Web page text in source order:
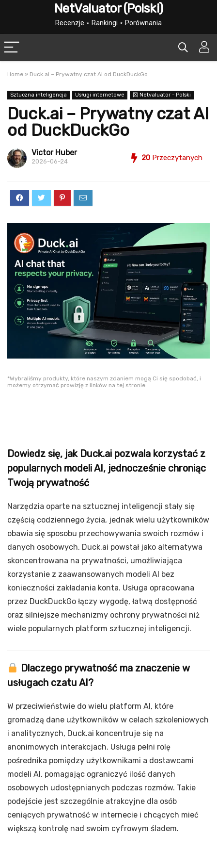
NetValuator (Polski)
Recenzje ⋆ Rankingi ⋆ Porównania
Home » Duck.ai – Prywatny czat AI od DuckDuckGo
Sztuczna inteligencja Usługi internetowe 龱 Netvaluator - Polski
Duck.ai – Prywatny czat AI
od DuckDuckGo
Victor Huber
2026-06-24 20 Przeczytanych
*Wybraliśmy produkty, które naszym zdaniem mogą Ci się spodobać, i
możemy otrzymać prowizję z linków na tej stronie.
Dowiedz się, jak Duck.ai pozwala korzystać z
popularnych modeli AI, jednocześnie chroniąc
Twoją prywatność
Narzędzia oparte na sztucznej inteligencji stały się
częścią codziennego życia, jednak wielu użytkowników
obawia się sposobu przechowywania swoich rozmów i
danych osobowych. Duck.ai powstał jako alternatywa
skoncentrowana na prywatności, umożliwiająca
korzystanie z zaawansowanych modeli AI bez
konieczności zakładania konta. Usługa opracowana
przez DuckDuckGo łączy wygodę, łatwą dostępność
oraz silniejsze mechanizmy ochrony prywatności niż
wiele popularnych platform sztucznej inteligencji.
Dlaczego prywatność ma znaczenie w
usługach czatu AI?
W przeciwieństwie do wielu platform AI, które
gromadzą dane użytkowników w celach szkoleniowych
i analitycznych, Duck.ai koncentruje się na
anonimowych interakcjach. Usługa pełni rolę
pośrednika pomiędzy użytkownikami a dostawcami
modeli AI, pomagając ograniczyć ilość danych
osobowych udostępnianych podczas rozmów. Takie
podejście jest szczególnie atrakcyjne dla osób
ceniących prywatność w internecie i chcących mieć
większą kontrolę nad swoim cyfrowym śladem.